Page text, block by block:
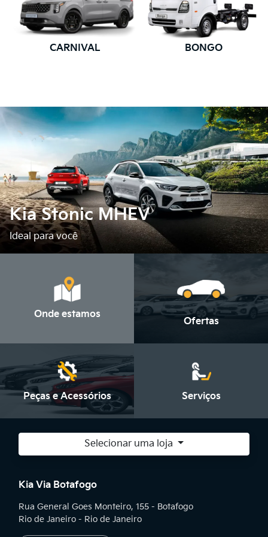
CARNIVAL BONGO
Kia Stonic MHEV
Ideal para você
Onde estamos
Ofertas
Peças e Acessórios Serviços
Selecionar uma loja
Kia Via Botafogo
Rua General Goes Monteiro, 155 - Botafogo
Rio de Janeiro - Rio de Janeiro